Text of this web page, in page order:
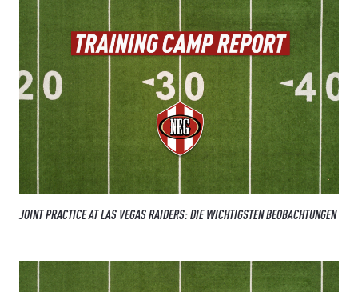
JOINT PRACTICE AT LAS VEGAS RAIDERS: DIE WICHTIGSTEN BEOBACHTUNGEN